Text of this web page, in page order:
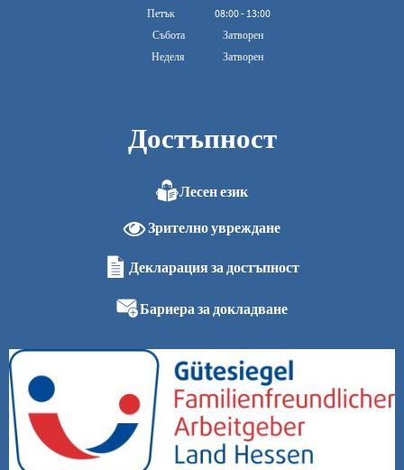
От 08:00 до 16:00
Петък 08:00- 13:00
Събота
Затворен
Неделя
Затворен
Достъпност
Лесен език
Зрително увреждане
Декларация за достъпност
Бариера за докладване